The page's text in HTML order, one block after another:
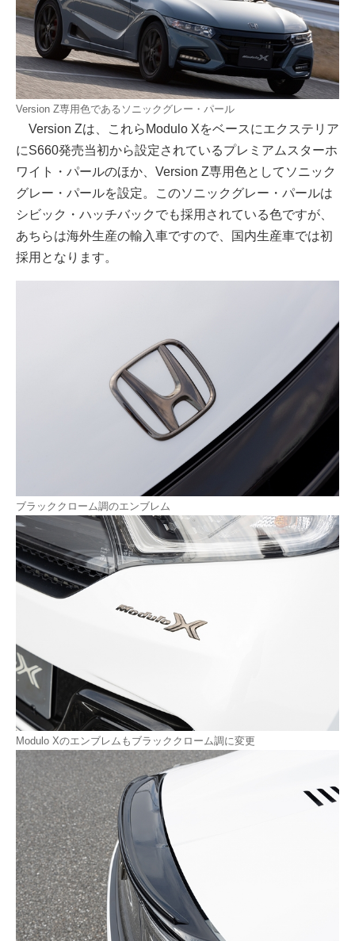
Version Z専用色であるソニックグレー・パール
Version Zは、これらModulo Xをベースにエクステリア
にS660発売当初から設定されているプレミアムスターホ
ワイト・パールのほか、Version Z専用色としてソニック
グレー・パールを設定。このソニックグレー・パールは
シビック・ハッチバックでも採用されている色ですが、
あちらは海外生産の輸入車ですので、国内生産車では初
採用となります。
ブラッククローム調のエンブレム
Modulo Xのエンブレムもブラッククローム調に変更